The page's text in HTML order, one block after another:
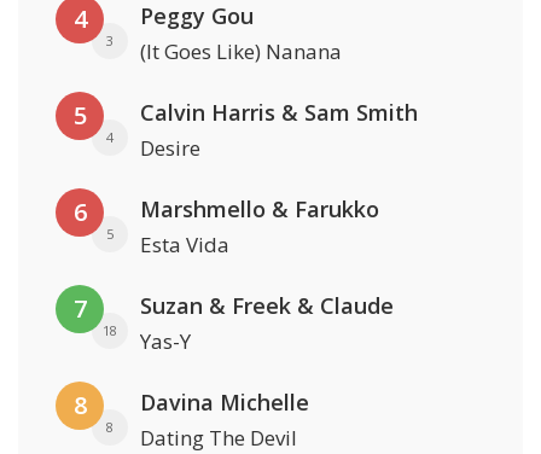
4
3
Peggy Gou
(It Goes Like) Nanana
5
4
Calvin Harris & Sam Smith
Desire
6
5
Marshmello & Farukko
Esta Vida
7
18
Suzan & Freek & Claude
Yas-Y
8
8
Davina Michelle
Dating The Devil